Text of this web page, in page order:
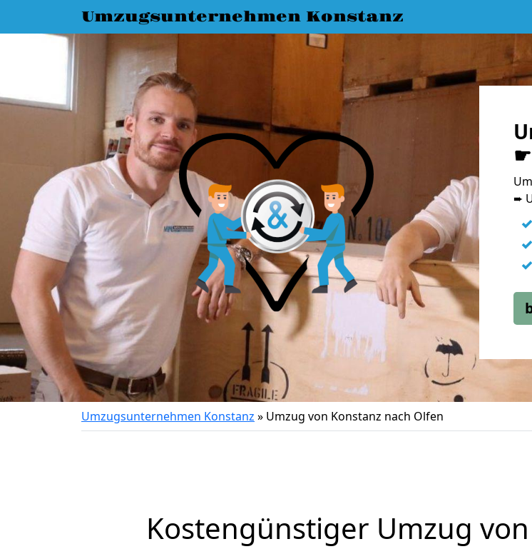
Umzugsunternehmen Konstanz
➨
✓
✓
✓
Umzugsunternehmen Konstanz » Umzug von Konstanz nach Olfen
Kostengünstiger Umzug